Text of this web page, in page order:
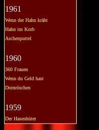
1961
Wenn der Hahn kräht
Hahn im Korb
Aschenputtel
1960
360 Frauen
Wenn du Geld hast
Dornröschen
1959
Der Hasenhüter